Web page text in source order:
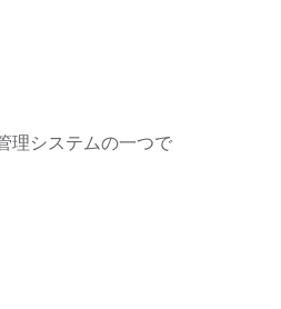
理システムの一つで